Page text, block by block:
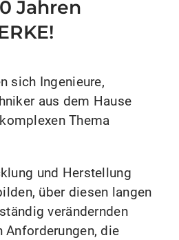
Jahren
sich Ingenieure,
aus dem Hause
Thema
und Herstellung
über diesen langen
verändernden
Anforderungen, die